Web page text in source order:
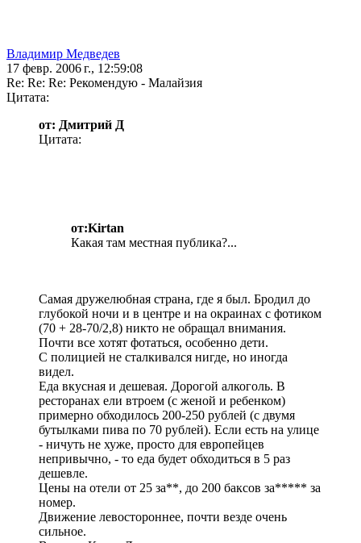
Владимир Медведев
17 февр. 2006 г., 12:59:08
Re: Re: Re: Рекомендую - Малайзия
Цитата:
от: Дмитрий Д
Цитата:
от:Kirtan
Какая там местная публика?...
Самая дружелюбная страна, где я был. Бродил до
глубокой ночи и в центре и на окраинах с фотиком
(70 + 28-70/2,8) никто не обращал внимания.
Почти все хотят фотаться, особенно дети.
С полицией не сталкивался нигде, но иногда
видел.
Еда вкусная и дешевая. Дорогой алкоголь. В
ресторанах ели втроем (с женой и ребенком)
примерно обходилось 200-250 рублей (с двумя
бутылками пива по 70 рублей). Если есть на улице
- ничуть не хуже, просто для европейцев
непривычно, - то еда будет обходиться в 5 раз
дешевле.
Цены на отели от 25 за**, до 200 баксов за***** за
номер.
Движение левостороннее, почти везде очень
сильное.